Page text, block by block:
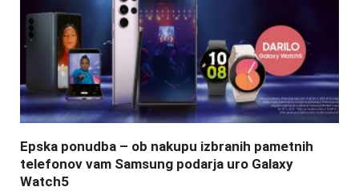
Epska ponudba – ob nakupu izbranih pametnih
telefonov vam Samsung podarja uro Galaxy
Watch5